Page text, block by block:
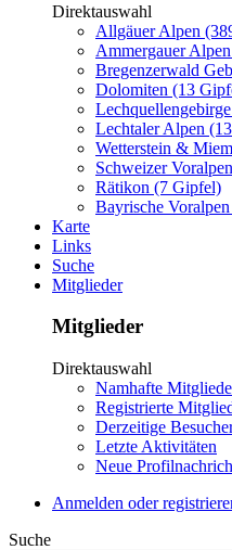
Direktauswahl
Allgäuer Alpen
Ammergauer
Bregenzerwald
Dolomiten (13
Lechtaler Alpen
Wetterstein &
Schweizer
Rätikon (7 Gipfel)
Bayrische
Karte
Links
Suche
Mitglieder
Mitglieder
Direktauswahl
Namhafte
Registrierte
Derzeitige
Letzte Aktivitäten
Neue
Anmelden oder
Suche